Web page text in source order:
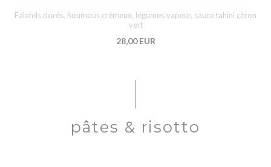
Falafels dorés, houmous crémeux, légumes vapeur, sauce tahini citron
vert
28,00 EUR
pâtes & risotto